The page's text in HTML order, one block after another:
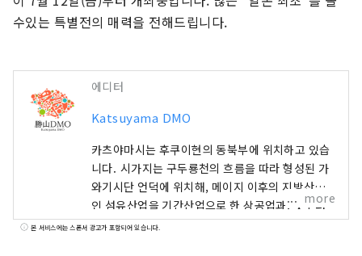
수있는 특별전의 매력을 전해드립니다.
에디터
Katsuyama DMO
카츠야마시는 후쿠이현의 동북부에 위치하고 있습
니다. 시가지는 구두룡천의 흐름을 따라 형성된 가
와기시단 언덕에 위치해, 메이지 이후의 지방산업
인 섬유산업을 기간산업으로 한 상공업과, 옛부터
농림업이 활발한 물과 초록의 풍부한 시골 도시입
more
본 서비스에는 스폰서 광고가 포함되어 있습니다.